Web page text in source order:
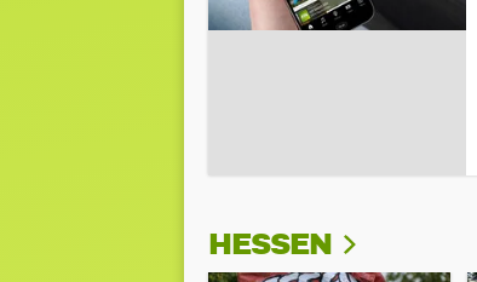
HESSEN